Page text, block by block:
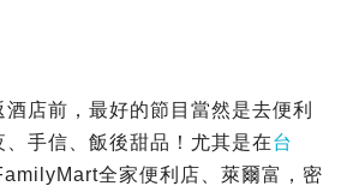
酒店前，最好的節目當然是去便利
、手信、飯後甜品！尤其是在台
全家便利店、萊爾富，密